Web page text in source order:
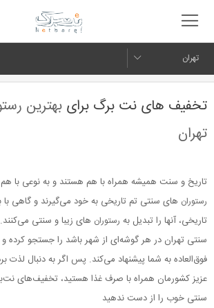
تهران
تخفیف های نت برگ برای بهترین
تهران
تاریخ و سنت همیشه همراه با هم هستند و به نوعی با
رستوران های سنتی تم تاریخی به خود می‌گیرند و گاهی با
تاریخی، آنها را تبدیل به رستوران های زیبا و سنتی
سنتی تهران در هر گوشه‌ای از شهر باشد را جستجو کرده و
فوق‌العاده به شما پیشنهاد می‌کند. پس اگر به دنبال
عزیز کشورمان همراه با صرف غذا هستید، تخفیف‌های
سنتی خوب را از دست ندهید